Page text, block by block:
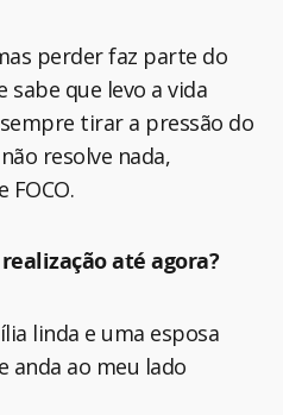
perder faz parte do
sabe que levo a vida
tirar a pressão do
resolve nada,
FOCO.
até agora?
linda e uma esposa
anda ao meu lado